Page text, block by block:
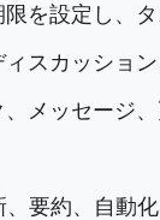
を設定し、タ
スカッショ
、メッセージ
、要約、自動化